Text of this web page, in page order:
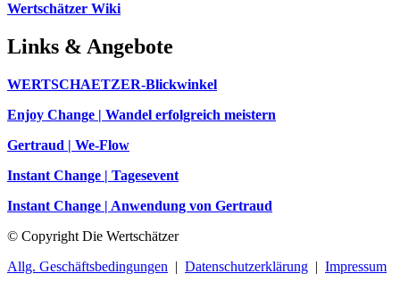
Wertschätzer Wiki
Links & Angebote
WERTSCHAETZER-Blickwinkel
Enjoy Change | Wandel erfolgreich meistern
Gertraud | We-Flow
Instant Change | Tagesevent
Instant Change | Anwendung von Gertraud
© Copyright Die Wertschätzer
Allg. Geschäftsbedingungen | Datenschutzerklärung | Impressum